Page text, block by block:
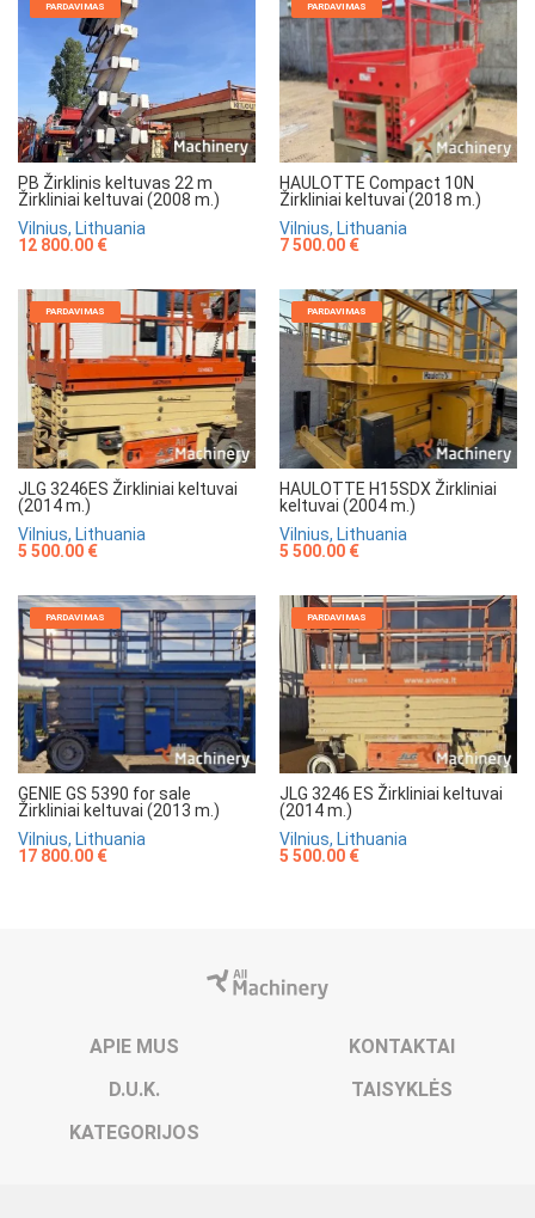
PARDAVIMAS
PB Žirklinis keltuvas 22 m
Žirkliniai keltuvai (2008 m.)
Vilnius, Lithuania
12 800.00 €
PARDAVIMAS
HAULOTTE Compact 10N
Žirkliniai keltuvai (2018 m.)
Vilnius, Lithuania
7 500.00 €
PARDAVIMAS
JLG 3246ES Žirkliniai keltuvai
(2014 m.)
Vilnius, Lithuania
5 500.00 €
PARDAVIMAS
HAULOTTE H15SDX Žirkliniai
keltuvai (2004 m.)
Vilnius, Lithuania
5 500.00 €
PARDAVIMAS
GENIE GS 5390 for sale
Žirkliniai keltuvai (2013 m.)
Vilnius, Lithuania
17 800.00 €
PARDAVIMAS
JLG 3246 ES Žirkliniai keltuvai
(2014 m.)
Vilnius, Lithuania
5 500.00 €
APIE MUS
KONTAKTAI
D.U.K.
TAISYKLĖS
KATEGORIJOS